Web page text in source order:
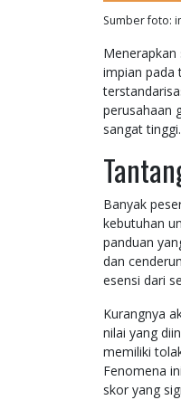
Sumber foto:
Menerapkan
impian pada
perusahaan
sangat tinggi.
Banyak
kebutuhan
panduan
dan
esensi dari
Kurangnya
nilai yang
memiliki
Fenomena
skor yang